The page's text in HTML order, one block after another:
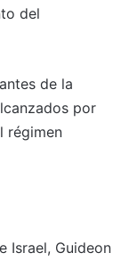
del
de la
por
régimen
Israel, Guideon